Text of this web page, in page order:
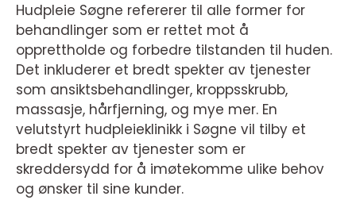
Hudpleie Søgne refererer til alle former for
behandlinger som er rettet mot å
opprettholde og forbedre tilstanden til huden.
Det inkluderer et bredt spekter av tjenester
som ansiktsbehandlinger, kroppsskrubb,
massasje, hårfjerning, og mye mer. En
velutstyrt hudpleieklinikk i Søgne vil tilby et
bredt spekter av tjenester som er
skreddersydd for å imøtekomme ulike behov
og ønsker til sine kunder.